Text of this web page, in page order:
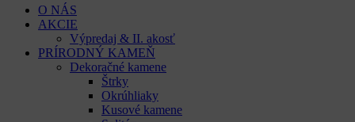
O NÁS
AKCIE
Výpredaj & II. akosť
PRÍRODNÝ KAMEŇ
Dekoračné kamene
Štrky
Okrúhliaky
Kusové kamene